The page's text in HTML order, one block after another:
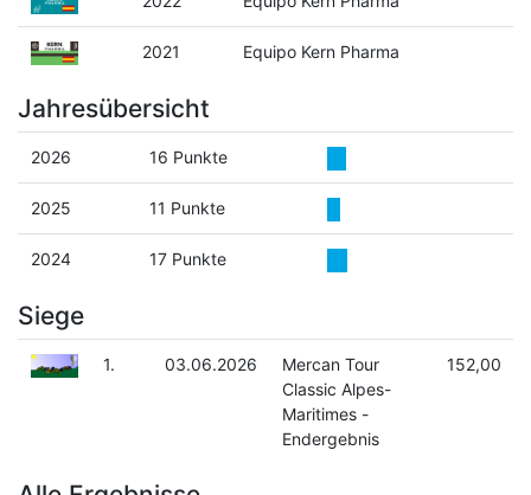
2021 Equipo Kern Pharma
Jahresübersicht
2026 16 Punkte
2025 11 Punkte
2024 17 Punkte
Siege
1. 03.06.2026
Mercan Tour
Classic Alpes-
Maritimes -
Endergebnis
152,00